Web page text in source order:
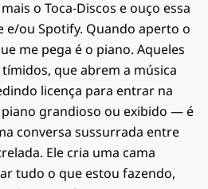
o Toca-Discos e ouço essa
e/ou Spotify. Quando aperto o
me pega é o piano. Aqueles
que abrem a música
licença para entrar na
grandioso ou exibido — é
conversa sussurrada entre
Ele cria uma cama
tudo o que estou fazendo,